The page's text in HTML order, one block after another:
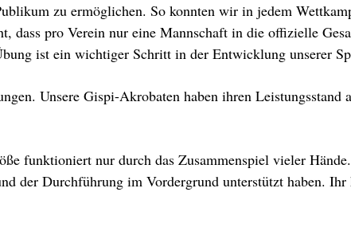
zu ermöglichen. So konnten wir in jedem
dass pro Verein nur eine Mannschaft in die offizielle
ist ein wichtiger Schritt in der Entwicklung unserer
Unsere Gispi-Akrobaten haben ihren Leistungsstand
funktioniert nur durch das Zusammenspiel vieler
der Durchführung im Vordergrund unterstützt haben. Ihr